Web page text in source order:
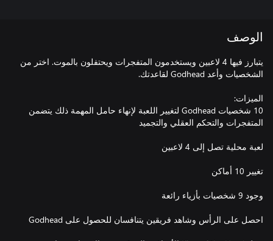
الوصف
يتبارز فيها 4 لاعبين ويستخدمون المتفجرات ويحتفلون بالموت. اختر من
10 شخصيات Godhead لتغيير اللعبة لإنهاء حامل المهمة ذلك يتضمن